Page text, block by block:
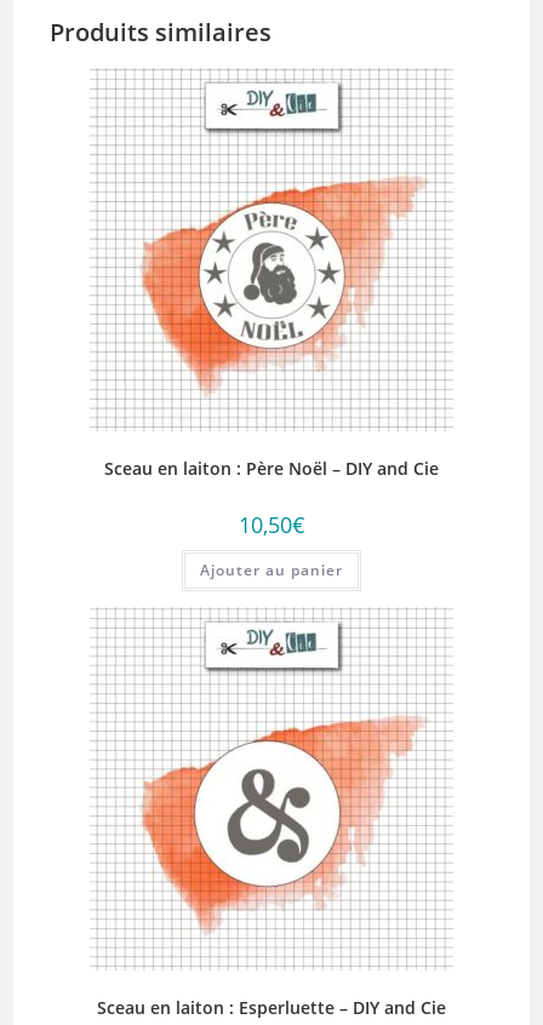
Produits similaires
Sceau en laiton : Père Noël – DIY and Cie
10,50€
Ajouter au panier
Sceau en laiton : Esperluette – DIY and Cie